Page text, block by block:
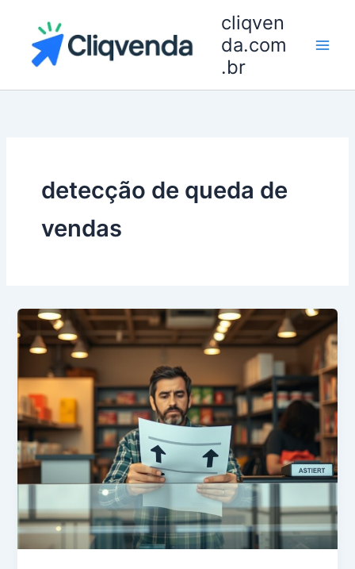
conteúdo
cliqven
da.com
.br
detecção de queda de
vendas